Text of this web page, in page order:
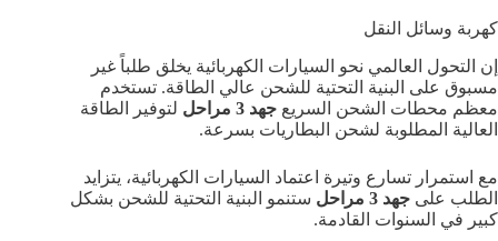
كهربة وسائل النقل
إن التحول العالمي نحو السيارات الكهربائية يخلق طلباً غير
مسبوق على البنية التحتية للشحن عالي الطاقة. تستخدم
معظم محطات الشحن السريع جهد 3 مراحل
لتوفير الطاقة
العالية المطلوبة لشحن البطاريات بسرعة.
مع استمرار تسارع وتيرة اعتماد السيارات الكهربائية، يتزايد
الطلب على جهد 3 مراحل
ستنمو البنية التحتية للشحن بشكل
كبير في السنوات القادمة.